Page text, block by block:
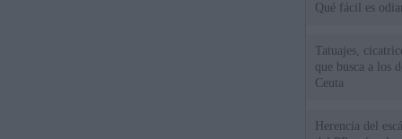
Qué fácil es
Tatuajes,
que busca a los
Ceuta
Herencia del